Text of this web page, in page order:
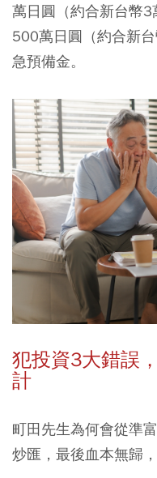
萬日圓（約合新台幣
500萬日圓（約合新
急預備金。
犯投資3大錯誤
計
町田先生為何會從準
炒匯，最後血本無歸